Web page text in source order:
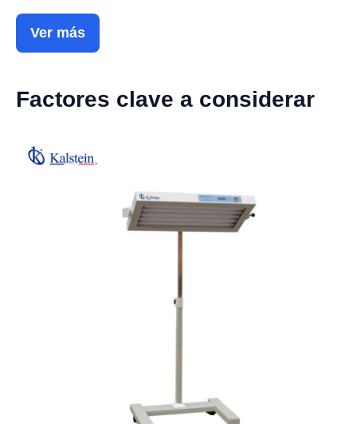
Ver más
Factores clave a considerar